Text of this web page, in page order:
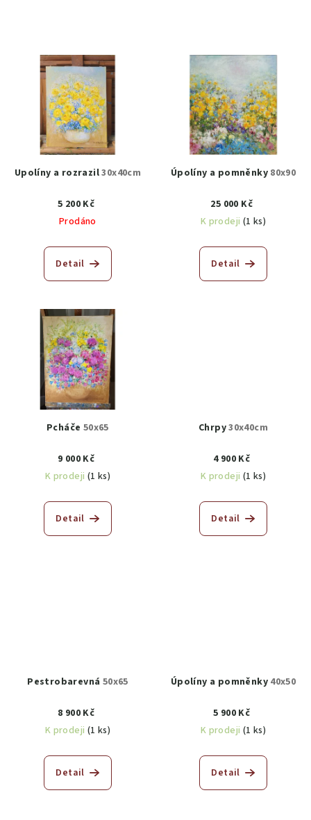
Upolíny a rozrazil30x40cm
5 200 Kč
Prodáno
Detail
Úpolíny a pomněnky 80x90
25 000 Kč
K prodeji (1 ks)
Detail
Pcháče 50x65
9 000 Kč
K prodeji (1 ks)
Detail
Chrpy30x40cm
4 900 Kč
K prodeji (1 ks)
Detail
Pestrobarevná 50x65
8 900 Kč
K prodeji (1 ks)
Detail
Úpolíny a pomněnky 40x50
5 900 Kč
K prodeji (1 ks)
Detail